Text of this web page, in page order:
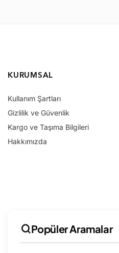
KURUMSAL
Kullanım Şartları
Gizlilik ve Güvenlik
Kargo ve Taşıma Bilgileri
Hakkımızda
Popüler Aramalar